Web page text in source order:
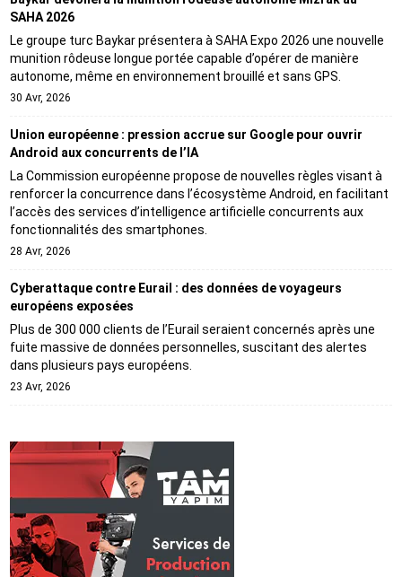
SAHA 2026
Le groupe turc Baykar présentera à SAHA Expo 2026 une nouvelle
munition rôdeuse longue portée capable d’opérer de manière
autonome, même en environnement brouillé et sans GPS.
30 Avr, 2026
Union européenne : pression accrue sur Google pour ouvrir
Android aux concurrents de l’IA
La Commission européenne propose de nouvelles règles visant à
renforcer la concurrence dans l’écosystème Android, en facilitant
l’accès des services d’intelligence artificielle concurrents aux
fonctionnalités des smartphones.
28 Avr, 2026
Cyberattaque contre Eurail : des données de voyageurs
européens exposées
Plus de 300 000 clients de l’Eurail seraient concernés après une
fuite massive de données personnelles, suscitant des alertes
dans plusieurs pays européens.
23 Avr, 2026